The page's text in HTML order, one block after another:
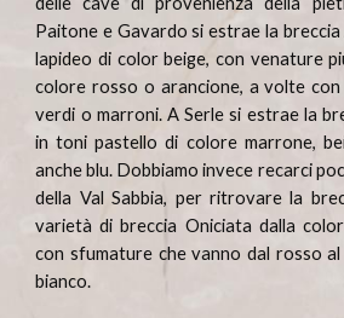
Paitone e Gavardo si estrae la
lapideo di color beige, con venature
colore rosso o arancione, a volte
verdi o marroni. A Serle si estrae la
in toni pastello di colore marrone,
anche blu. Dobbiamo invece recarci
della Val Sabbia, per ritrovare la
varietà di breccia Oniciata dalla
con sfumature che vanno dal rosso
bianco.